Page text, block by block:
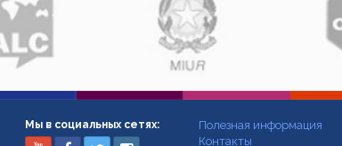
Мы в социальных сетях:
Полезная информация
Контакты